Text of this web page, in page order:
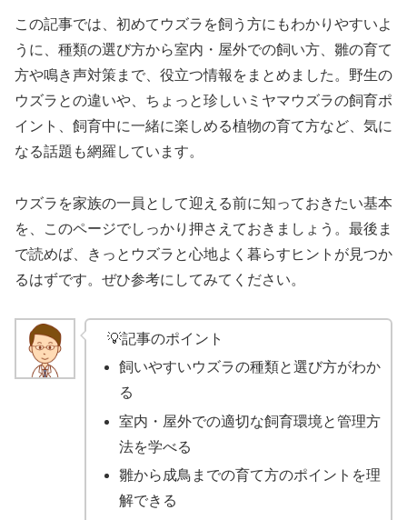
この記事では、初めてウズラを飼う方にもわかりやすいよ
うに、種類の選び方から室内・屋外での飼い方、雛の育て
方や鳴き声対策まで、役立つ情報をまとめました。野生の
ウズラとの違いや、ちょっと珍しいミヤマウズラの飼育ポ
イント、飼育中に一緒に楽しめる植物の育て方など、気に
なる話題も網羅しています。
ウズラを家族の一員として迎える前に知っておきたい基本
を、このページでしっかり押さえておきましょう。最後ま
で読めば、きっとウズラと心地よく暮らすヒントが見つか
るはずです。ぜひ参考にしてみてください。
💡記事のポイント
飼いやすいウズラの種類と選び方がわか
る
室内・屋外での適切な飼育環境と管理方
法を学べる
雛から成鳥までの育て方のポイントを理
解できる